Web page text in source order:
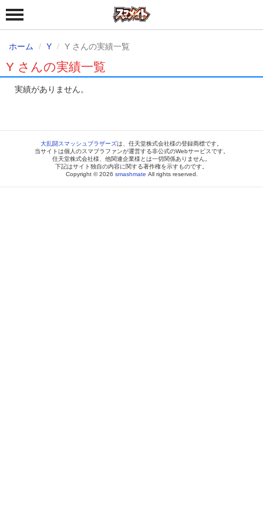
ホーム Y Y さんの実績一覧
Y さんの実績一覧
実績がありません。
大乱闘スマッシュブラザーズは、任天堂株式会社様の登録商標です。
当サイトは個人のスマブラファンが運営する非公式のWebサービスです。
任天堂株式会社様、他関連企業様とは一切関係ありません。
下記はサイト独自の内容に関する著作権を示すものです。
Copyright © 2026 smashmate All rights reserved.